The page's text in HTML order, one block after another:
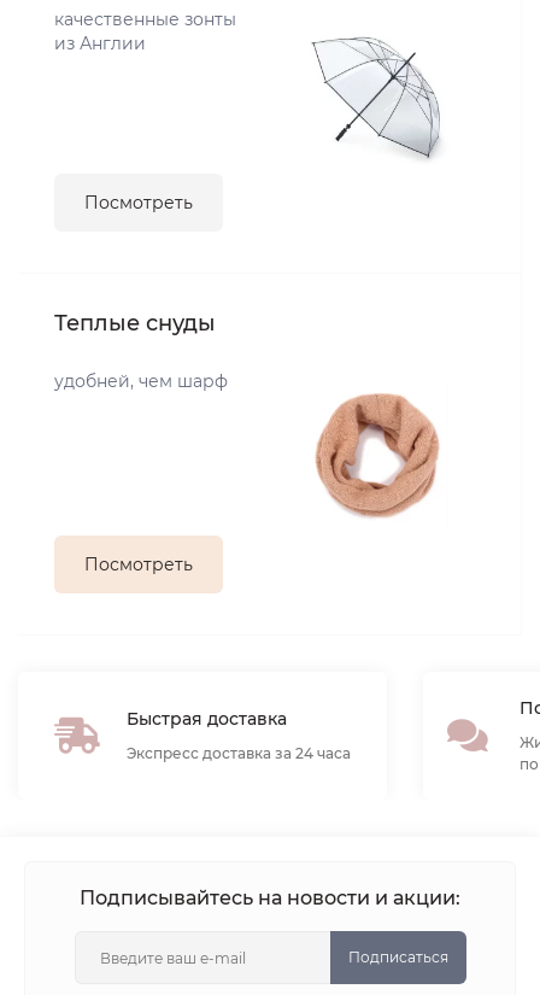
качественные зонты
из Англии
Посмотреть
Теплые снуды
удобней, чем шарф
Посмотреть
Быстрая доставка
Экспресс доставка за 24 часа
Подписывайтесь на новости и акции:
Подписаться